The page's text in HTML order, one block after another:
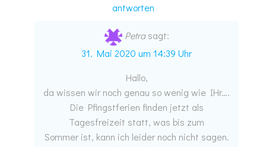
antworten
Petra sagt:
31. Mai 2020 um 14:39 Uhr
Hallo,
da wissen wir noch genau so wenig wie IHr….
Die Pfingstferien finden jetzt als
Tagesfreizeit statt, was bis zum
Sommer ist, kann ich leider noch nicht sagen.